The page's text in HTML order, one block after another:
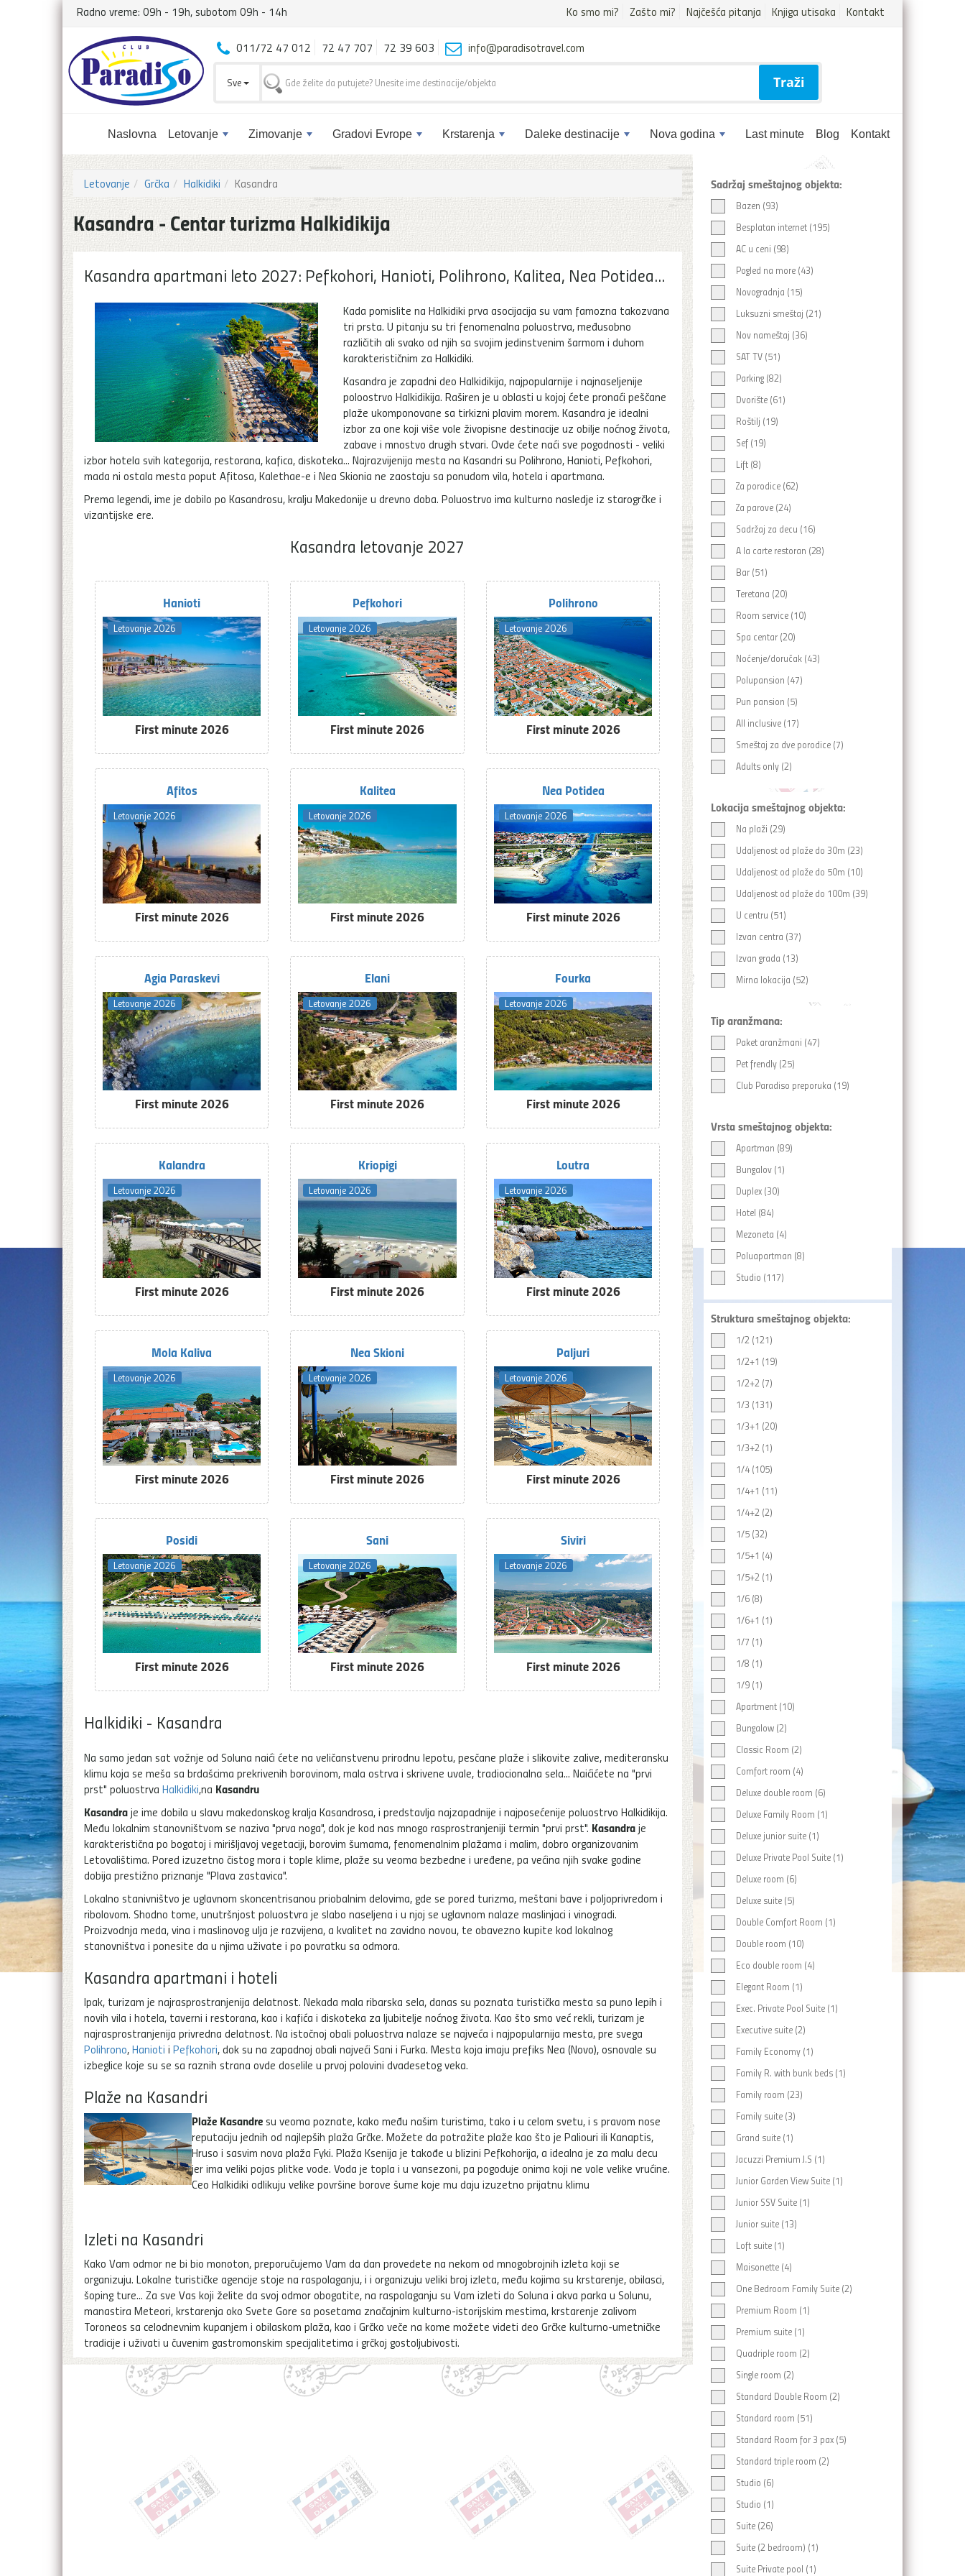
Radno vreme: 09h - 19h, subotom 09h - 14h Ko smo mi? Zašto mi? Najčešća pitanja Knjiga utisaka Kontakt
Naslovna Letovanje Zimovanje Gradovi Evrope Krstarenja Daleke destinacije Nova godina Last minute Blog Kontakt
011/72 47 012 72 47 707 72 39 603 info@paradisotravel.com
Sve Traži
Sadržaj smeštajnog objekta:
Bazen (93)
Besplatan internet (195)
AC u ceni (98)
Pogled na more (43)
Novogradnja (15)
Luksuzni smeštaj (21)
Nov nameštaj (36)
SAT TV (51)
Parking (82)
Dvorište (61)
Roštilj (19)
Sef (19)
Lift (8)
Za porodice (62)
Za parove (24)
Sadržaj za decu (16)
A la carte restoran (28)
Bar (51)
Teretana (20)
Room service (10)
Spa centar (20)
Noćenje/doručak (43)
Polupansion (47)
Pun pansion (5)
All inclusive (17)
Smeštaj za dve porodice (7)
Adults only (2)
Lokacija smeštajnog objekta:
Na plaži (29)
Udaljenost od plaže do 30m (23)
Udaljenost od plaže do 50m (10)
Udaljenost od plaže do 100m (39)
U centru (51)
Izvan centra (37)
Izvan grada (13)
Mirna lokacija (52)
Tip aranžmana:
Paket aranžmani (47)
Pet frendly (25)
Club Paradiso preporuka (19)
Vrsta smeštajnog objekta:
Apartman (89)
Bungalov (1)
Duplex (30)
Hotel (84)
Mezoneta (4)
Poluapartman (8)
Studio (117)
Struktura smeštajnog objekta:
1/2 (121)
1/2+1 (19)
1/2+2 (7)
1/3 (131)
1/3+1 (20)
1/3+2 (1)
1/4 (105)
1/4+1 (11)
1/4+2 (2)
1/5 (32)
1/5+1 (4)
1/5+2 (1)
1/6 (8)
1/6+1 (1)
1/7 (1)
1/8 (1)
1/9 (1)
Apartment (10)
Bungalow (2)
Classic Room (2)
Comfort room (4)
Deluxe double room (6)
Deluxe Family Room (1)
Deluxe junior suite (1)
Deluxe Private Pool Suite (1)
Deluxe room (6)
Deluxe suite (5)
Double Comfort Room (1)
Double room (10)
Eco double room (4)
Elegant Room (1)
Exec. Private Pool Suite (1)
Executive suite (2)
Family Economy (1)
Family R. with bunk beds (1)
Family room (23)
Family suite (3)
Grand suite (1)
Jacuzzi Premium J.S (1)
Junior Garden View Suite (1)
Junior SSV Suite (1)
Junior suite (13)
Loft suite (1)
Maisonette (4)
One Bedroom Family Suite (2)
Premium Room (1)
Premium suite (1)
Quadriple room (2)
Single room (2)
Standard Double Room (2)
Standard room (51)
Standard Room for 3 pax (5)
Standard triple room (2)
Studio (6)
Studio (1)
Suite (26)
Suite (2 bedroom) (1)
Suite Private pool (1)
Letovanje Grčka Halkidiki Kasandra
Kasandra - Centar turizma Halkidikija
Kasandra apartmani leto 2027: Pefkohori, Hanioti, Polihrono, Kalitea, Nea Potidea...
Kada pomislite na Halkidiki prva asocijacija su vam famozna takozvana
tri prsta. U pitanju su tri fenomenalna poluostrva, međusobno
različitih ali svako od njih sa svojim jedinstvenim šarmom i duhom
karakterističnim za Halkidiki.
Kasandra je zapadni deo Halkidikija, najpopularnije i najnaseljenije
poloostrvo Halkidikija. Raširen je u oblasti u kojoj ćete pronaći peščane
plaže ukomponovane sa tirkizni plavim morem. Kasandra je idealni
izbor za one koji više vole živopisne destinacije uz obilje noćnog života,
zabave i mnostvo drugih stvari. Ovde ćete naći sve pogodnosti - veliki
izbor hotela svih kategorija, restorana, kafica, diskoteka... Najrazvijenija mesta na Kasandri su Polihrono, Hanioti, Pefkohori,
mada ni ostala mesta poput Afitosa, Kalethae-e i Nea Skionia ne zaostaju sa ponudom vila, hotela i apartmana.
Prema legendi, ime je dobilo po Kasandrosu, kralju Makedonije u drevno doba. Poluostrvo ima kulturno nasledje iz starogrčke i
vizantijske ere.
Kasandra letovanje 2027
Hanioti
Letovanje 2026
First minute 2026
Pefkohori
Letovanje 2026
First minute 2026
Polihrono
Letovanje 2026
First minute 2026
Afitos
Letovanje 2026
First minute 2026
Kalitea
Letovanje 2026
First minute 2026
Nea Potidea
Letovanje 2026
First minute 2026
Agia Paraskevi
Letovanje 2026
First minute 2026
Elani
Letovanje 2026
First minute 2026
Fourka
Letovanje 2026
First minute 2026
Kalandra
Letovanje 2026
First minute 2026
Kriopigi
Letovanje 2026
First minute 2026
Loutra
Letovanje 2026
First minute 2026
Mola Kaliva
Letovanje 2026
First minute 2026
Nea Skioni
Letovanje 2026
First minute 2026
Paljuri
Letovanje 2026
First minute 2026
Posidi
Letovanje 2026
First minute 2026
Sani
Letovanje 2026
First minute 2026
Siviri
Letovanje 2026
First minute 2026
Halkidiki - Kasandra
Na samo jedan sat vožnje od Soluna naići ćete na veličanstvenu prirodnu lepotu, pesčane plaže i slikovite zalive, mediteransku
klimu koja se meša sa brdašcima prekrivenih borovinom, mala ostrva i skrivene uvale, tradiocionalna sela... Naićićete na "prvi
prst" poluostrva Halkidiki,na Kasandru
Kasandraje ime dobila u slavu makedonskog kralja Kasandrosa, i predstavlja najzapadnije i najposećenije poluostrvo Halkidikija.
Među lokalnim stanovništvom se naziva "prva noga", dok je kod nas mnogo rasprostranjeniji termin "prvi prst". Kasandraje
karakteristična po bogatoj i mirišljavoj vegetaciji, borovim šumama, fenomenalnim plažama i malim, dobro organizovanim
Letovalištima. Pored izuzetno čistog mora i tople klime, plaže su veoma bezbedne i uređene, pa većina njih svake godine
dobija prestižno priznanje "Plava zastavica".
Lokalno stanivništvo je uglavnom skoncentrisanou priobalnim delovima, gde se pored turizma, meštani bave i poljoprivredom i
ribolovom. Shodno tome, unutršnjost poluostvra je slabo naseljena i u njoj se uglavnom nalaze maslinjaci i vinogradi.
Proizvodnja meda, vina i maslinovog ulja je razvijena, a kvalitet na zavidno novou, te obavezno kupite kod lokalnog
stanovništva i ponesite da u njima uživate i po povratku sa odmora.
Kasandra apartmani i hoteli
Ipak, turizam je najrasprostranjenija delatnost. Nekada mala ribarska sela, danas su poznata turistička mesta sa puno lepih i
novih vila i hotela, taverni i restorana, kao i kafića i diskoteka za ljubitelje noćnog života. Kao što smo već rekli, turizam je
najrasprostranjenija privredna delatnost. Na istočnoj obali poluostrva nalaze se najveća i najpopularnija mesta, pre svega
Polihrono,Hanioti i Pefkohori, dok su na zapadnoj obali najveći Sani i Furka. Mesta koja imaju prefiks Nea (Novo), osnovale su
izbeglice koje su se sa raznih strana ovde doselile u prvoj polovini dvadesetog veka.
Plaže na Kasandri
Plaže Kasandresu veoma poznate, kako među našim turistima, tako i u celom svetu, i s pravom nose
reputaciju jednih od najlepših plaža Grčke. Možete da potražite plaže kao što je Paliouri ili Kanaptis,
Hruso i sasvim nova plaža Fyki. Plaža Ksenija je takođe u blizini Pefkohorija, a idealna je za malu decu
jer ima veliki pojas plitke vode. Voda je topla i u vansezoni, pa pogoduje onima koji ne vole velike vrućine.
Ceo Halkidiki odlikuju velike površine borove šume koje mu daju izuzetno prijatnu klimu
Izleti na Kasandri
Kako Vam odmor ne bi bio monoton, preporučujemo Vam da dan provedete na nekom od mnogobrojnih izleta koji se
organizuju. Lokalne turističke agencije stoje na raspolaganju, i i organizuju veliki broj izleta, među kojima su krstarenje, obilasci,
šoping ture... Za sve Vas koji želite da svoj odmor obogatite, na raspolaganju su Vam izleti do Soluna i akva parka u Solunu,
manastira Meteori, krstarenja oko Svete Gore sa posetama značajnim kulturno-istorijskim mestima, krstarenje zalivom
Toroneos sa celodnevnim kupanjem i obilaskom plaža, kao i Grčko veče na kome možete videti deo Grčke kulturno-umetničke
tradicije i uživati u čuvenim gastromonskim specijalitetima i grčkoj gostoljubivosti.